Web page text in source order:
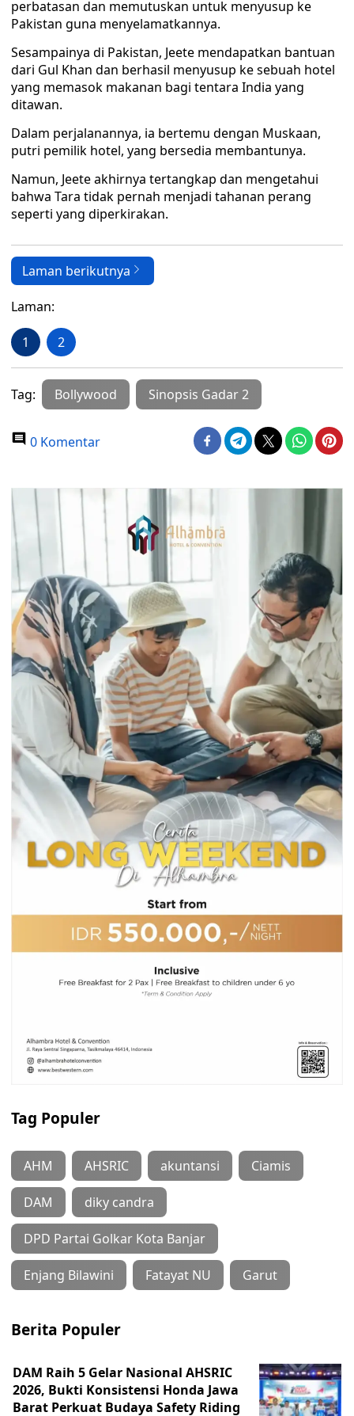
perbatasan dan memutuskan untuk menyusup ke
Pakistan guna menyelamatkannya.
Sesampainya di Pakistan, Jeete mendapatkan bantuan
dari Gul Khan dan berhasil menyusup ke sebuah hotel
yang memasok makanan bagi tentara India yang
ditawan.
Dalam perjalanannya, ia bertemu dengan Muskaan,
putri pemilik hotel, yang bersedia membantunya.
Namun, Jeete akhirnya tertangkap dan mengetahui
bahwa Tara tidak pernah menjadi tahanan perang
seperti yang diperkirakan.
Laman berikutnya
Laman:
1 2
Tag: Bollywood Sinopsis Gadar 2
0 Komentar
Tag Populer
AHM AHSRIC akuntansi Ciamis
DAM diky candra
DPD Partai Golkar Kota Banjar
Enjang Bilawini Fatayat NU Garut
Berita Populer
DAM Raih 5 Gelar Nasional AHSRIC
2026, Bukti Konsistensi Honda Jawa
Barat Perkuat Budaya Safety Riding